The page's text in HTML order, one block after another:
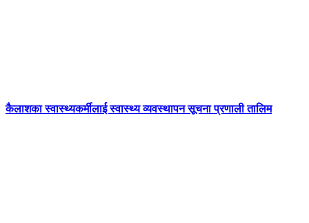
कैलाशका स्वास्थ्यकर्मीलाई स्वास्थ्य व्यवस्थापन सूचना प्रणाली तालिम